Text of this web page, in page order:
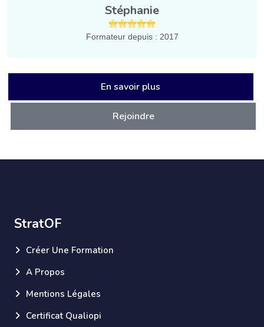
Stéphanie
Formateur depuis : 2017
En savoir plus
Rejoindre
StratOF
Créer Une Formation
A Propos
Mentions Légales
Certificat Qualiopi